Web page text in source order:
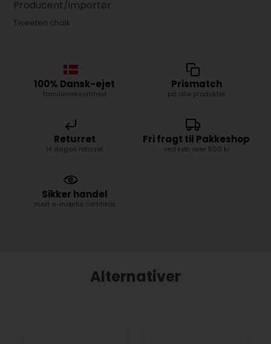
Producent/importør
Tweeten chalk
100% Dansk-ejet
familievirksomhed
Prismatch
på alle produkter
Returret
14 dages returret
Fri fragt til Pakkeshop
ved køb over 500 kr
Sikker handel
med e-mærke certifikat
Alternativer